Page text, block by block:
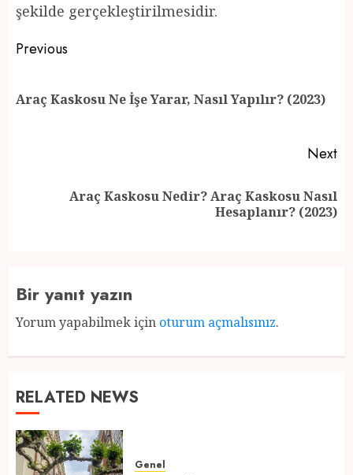
şekilde gerçekleştirilmesidir.
Post
Previous
Araç Kaskosu Ne İşe Yarar, Nasıl Yapılır? (2023)
Next
Araç Kaskosu Nedir? Araç Kaskosu Nasıl
Hesaplanır? (2023)
Bir yanıt yazın
Yorum yapabilmek için oturum açmalısınız.
RELATED NEWS
Genel